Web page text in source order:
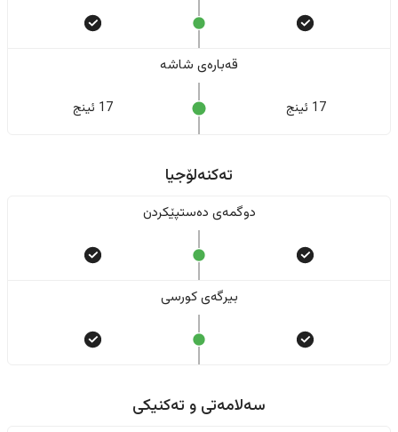
قەبارەی شاشە
17 ئینج 17 ئینج
تەکنەلۆجیا
دوگمەی دەستپێکردن
بیرگەی کورسی
سەلامەتی و تەکنیکی